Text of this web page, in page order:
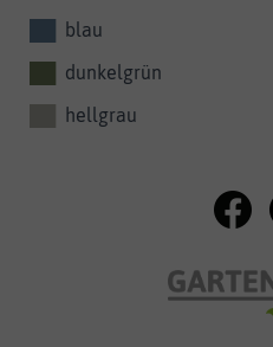
blau
dunkelgrün
hellgrau